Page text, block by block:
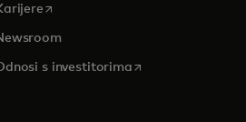
opens in a new tab
s investitorimaopens in a new tab